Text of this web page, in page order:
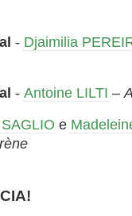
- Djaimilia
- Antoine LILTI –
e